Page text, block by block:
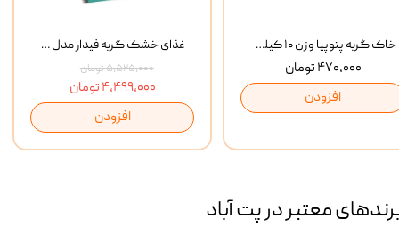
غذای خشک گربه فیدار مدل Adult وزن 10 کیلوگرم
۵,۵۲۵,۰۰۰ تومان
۴,۴۹۹,۰۰۰ تومان
افزودن
خاک گربه پتوپیا وزن ۱۰ کیلوگرم
۴۷۰,۰۰۰ تومان
افزودن
معتبر در پت آباد